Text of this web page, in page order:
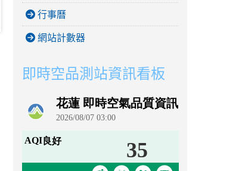
行事曆
網站計數器
即時空品測站資訊看板